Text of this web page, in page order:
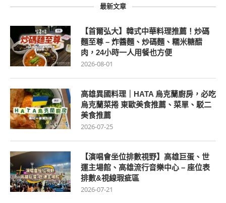
最新文章
【首爾弘大】韓式中華料理推薦！炒碼
麵至尊 – 炸醬麵、炒碼麵、糯米糖醋
肉，24小時一人用餐也方便
2026-08-01
高雄異國料理｜HATA 烏克蘭廚房，必吃
烏克蘭菜捲 東歐美食推薦、菜單、駁二
美食推薦
2026-07-25
【演唱會坐位排數視野】高雄巨蛋、世
運主場館、高雄流行音樂中心 – 座位表
排數&視線瑕疵區
2026-07-21